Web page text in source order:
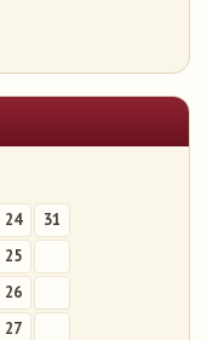
24
31
25
26
27